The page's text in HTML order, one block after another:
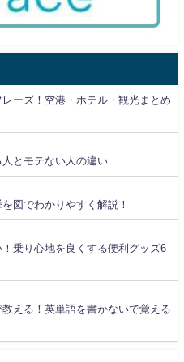
ーズ！空港・ホテル・観光まとめ
とモテない人の違い
図でわかりやすく解説！
乗り心地を良くする便利グッズ6
える！英単語を書かないで覚える